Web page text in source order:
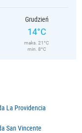
Grudzień
14°C
maks. 21°C
min. 8°C
La Providencia
San Vincente